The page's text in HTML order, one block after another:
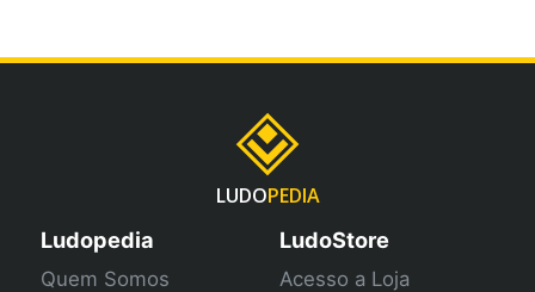
LUDOPEDIA
Ludopedia
Quem Somos
LudoStore
Acesso a Loja